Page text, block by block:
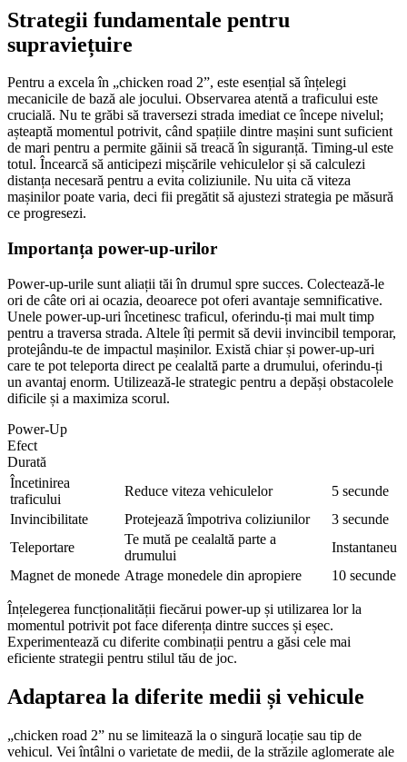
Strategii fundamentale pentru
supraviețuire
Pentru a excela în „chicken road 2”, este esențial să înțelegi
mecanicile de bază ale jocului. Observarea atentă a traficului este
crucială. Nu te grăbi să traversezi strada imediat ce începe nivelul;
așteaptă momentul potrivit, când spațiile dintre mașini sunt suficient
de mari pentru a permite găinii să treacă în siguranță. Timing-ul este
totul. Încearcă să anticipezi mișcările vehiculelor și să calculezi
distanța necesară pentru a evita coliziunile. Nu uita că viteza
mașinilor poate varia, deci fii pregătit să ajustezi strategia pe măsură
ce progresezi.
Importanța power-up-urilor
Power-up-urile sunt aliații tăi în drumul spre succes. Colectează-le
ori de câte ori ai ocazia, deoarece pot oferi avantaje semnificative.
Unele power-up-uri încetinesc traficul, oferindu-ți mai mult timp
pentru a traversa strada. Altele îți permit să devii invincibil temporar,
protejându-te de impactul mașinilor. Există chiar și power-up-uri
care te pot teleporta direct pe cealaltă parte a drumului, oferindu-ți
un avantaj enorm. Utilizează-le strategic pentru a depăși obstacolele
dificile și a maximiza scorul.
Power-Up
Efect
Durată
Încetinirea
traficului
Reduce viteza vehiculelor
5 secunde
Invincibilitate
Protejează împotriva coliziunilor
3 secunde
Teleportare
Te mută pe cealaltă parte a
drumului
Instantaneu
Magnet de monede Atrage monedele din apropiere 10 secunde
Înțelegerea funcționalității fiecărui power-up și utilizarea lor la
momentul potrivit pot face diferența dintre succes și eșec.
Experimentează cu diferite combinații pentru a găsi cele mai
eficiente strategii pentru stilul tău de joc.
Adaptarea la diferite medii și vehicule
„chicken road 2” nu se limitează la o singură locație sau tip de
vehicul. Vei întâlni o varietate de medii, de la străzile aglomerate ale